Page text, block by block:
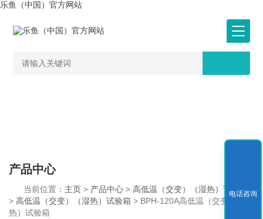
乐鱼（中国）官方网站
产品中心
当前位置： 主页> 产品中心 >高低温（交变）（湿热）试验箱
>高低温（交变）（湿热）试验箱 > BPH-120A高低温（交变）（湿
热）试验箱
电话咨询